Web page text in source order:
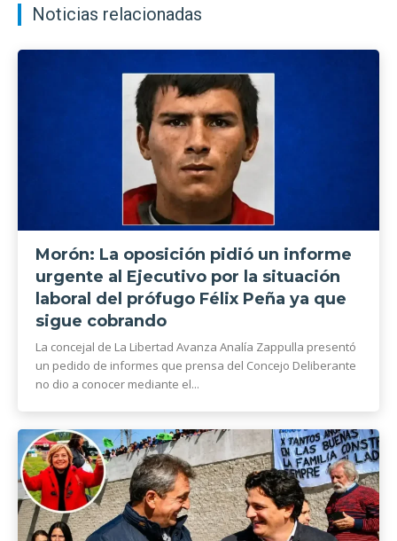
Noticias relacionadas
Morón: La oposición pidió un informe
urgente al Ejecutivo por la situación
laboral del prófugo Félix Peña ya que
sigue cobrando
La concejal de La Libertad Avanza Analía Zappulla presentó
un pedido de informes que prensa del Concejo Deliberante
no dio a conocer mediante el...